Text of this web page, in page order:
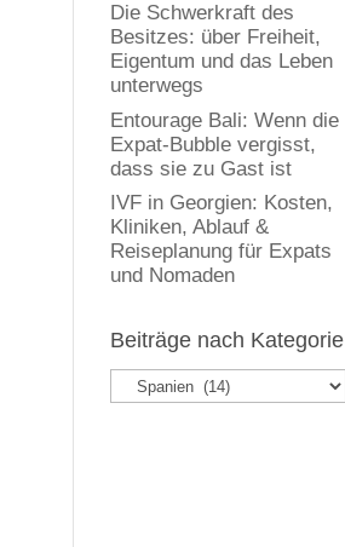
Die Schwerkraft des
Besitzes: über Freiheit,
Eigentum und das Leben
unterwegs
Entourage Bali: Wenn die
Expat-Bubble vergisst,
dass sie zu Gast ist
IVF in Georgien: Kosten,
Kliniken, Ablauf &
Reiseplanung für Expats
und Nomaden
Beiträge nach Kategorie
Beiträge
nach